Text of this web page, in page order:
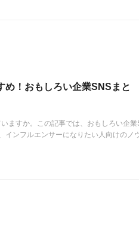
め！おもしろい企業SNSまと
ますか。この記事では、おもしろい企業
インフルエンサーになりたい人向けのノ